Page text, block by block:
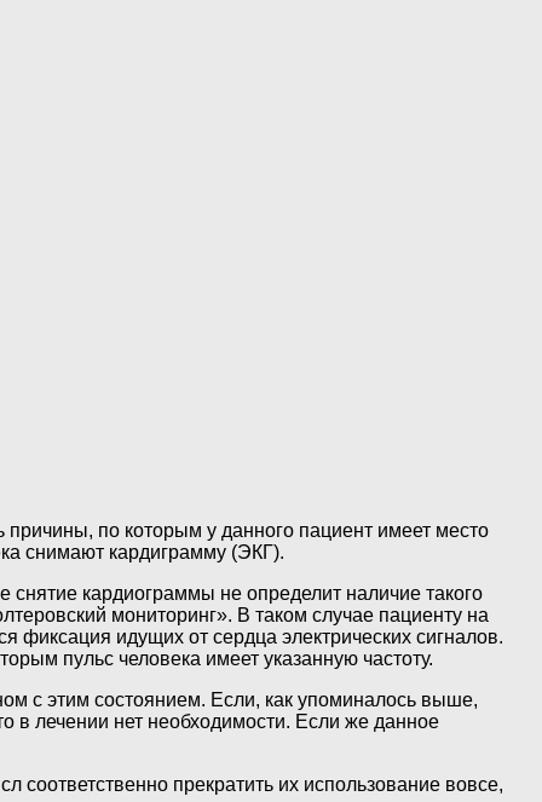
по которым у данного пациент имеет место
снимают кардиграмму (ЭКГ).
снятие кардиограммы не определит наличие такого
мониторинг». В таком случае пациенту на
фиксация идущих от сердца электрических сигналов.
пульс человека имеет указанную частоту.
с этим состоянием. Если, как упоминалось выше,
в лечении нет необходимости. Если же данное
соответственно прекратить их использование вовсе,